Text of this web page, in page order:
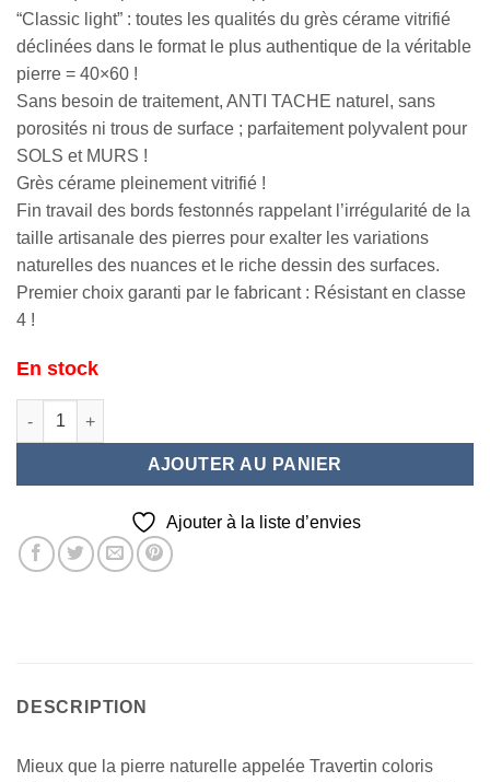
“Classic light” : toutes les qualités du grès cérame vitrifié
déclinées dans le format le plus authentique de la véritable
pierre = 40×60 !
Sans besoin de traitement, ANTI TACHE naturel, sans
porosités ni trous de surface ; parfaitement polyvalent pour
SOLS et MURS !
Grès cérame pleinement vitrifié !
Fin travail des bords festonnés rappelant l’irrégularité de la
taille artisanale des pierres pour exalter les variations
naturelles des nuances et le riche dessin des surfaces.
Premier choix garanti par le fabricant : Résistant en classe
4 !
En stock
quantité de GORDES Ivoire 40x60
AJOUTER AU PANIER
Ajouter à la liste d’envies
DESCRIPTION
Mieux que la pierre naturelle appelée Travertin coloris